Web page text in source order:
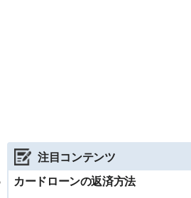
注目コンテンツ
カードローンの返済方法